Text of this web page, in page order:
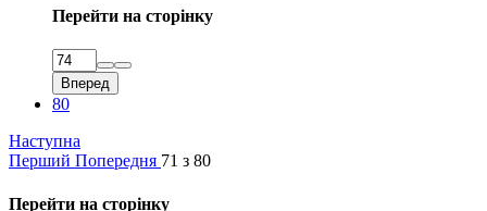
Перейти на сторінку
Вперед
80
Наступна
Перший Попередня 71 з 80
Перейти на сторінку